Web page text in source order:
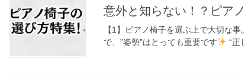
意外と知らない！？ピア
【1】ピアノ椅子を選ぶ上で大切な
で、”姿勢”はとっても重要です
“正